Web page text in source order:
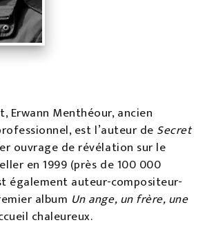
Erwann Menthéour, ancien
est l’auteur de Secret
ouvrage de révélation sur le
en 1999 (près de 100 000
également auteur-compositeur-
album Un ange, un frère, une
chaleureux.